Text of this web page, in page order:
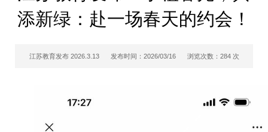
添新绿：赴一场春天的约会！
江苏教育发布 2026.3.13 发布时间：2026/03/16 浏览次数： 284 次